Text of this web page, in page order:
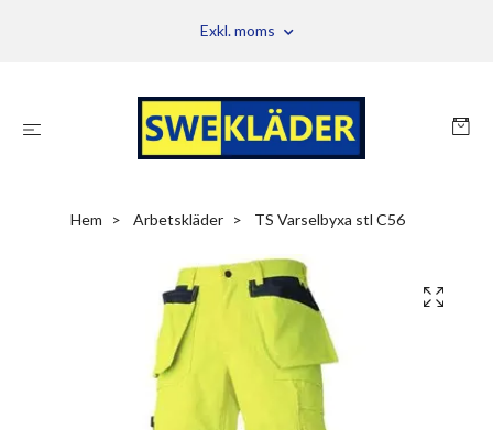
Exkl. moms
Hem Arbetskläder TS Varselbyxa stl C56